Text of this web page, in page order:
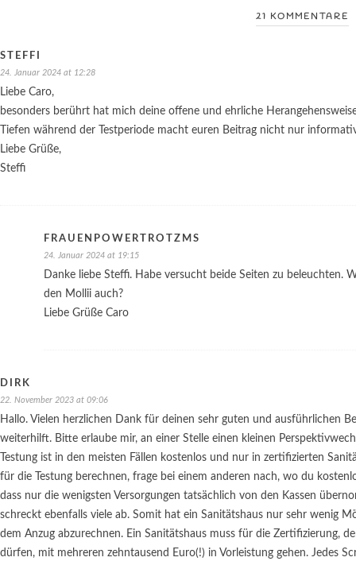
21 KOMMENTARE
STEFFI
24. Januar 2024 at 12:28
Liebe Caro,
besonders berührt hat mich deine offene und ehrliche
Tiefen während der Testperiode macht euren Beitrag nicht nur
Liebe Grüße,
Steffi
FRAUENPOWERTROTZMS
24. Januar 2024 at 19:15
Danke liebe Steffi. Habe versucht beide Seiten zu beleuchten.
den Mollii auch?
Liebe Grüße Caro
DIRK
22. November 2023 at 09:06
Hallo. Vielen herzlichen Dank für deinen sehr guten und ausführlichen
weiterhilft. Bitte erlaube mir, an einer Stelle einen kleinen
Testung ist in den meisten Fällen kostenlos und nur in zertifizierten
für die Testung berechnen, frage bei einem anderen nach, wo du
dass nur die wenigsten Versorgungen tatsächlich von den Kassen
schreckt ebenfalls viele ab. Somit hat ein Sanitätshaus nur sehr wenig
dem Anzug abzurechnen. Ein Sanitätshaus muss für die Zertifizierung,
dürfen, mit mehreren zehntausend Euro(!) in Vorleistung gehen. Jedes